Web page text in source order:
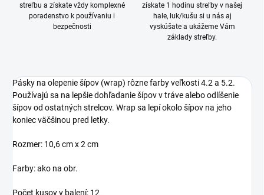
streľbu a získate vždy komplexné
poradenstvo k používaniu i
bezpečnosti
získate 1 hodinu streľby v našej
hale, luk/kušu si u nás aj
vyskúšate a ukážeme Vám
základy streľby.
Pásky na olepenie šípov (wrap) rôzne farby veľkosti 4.2 a 5.2.
Používajú sa na lepšie dohľadanie šípov v tráve alebo odlíšenie
šípov od ostatných strelcov. Wrap sa lepí okolo šípov na jeho
koniec väčšinou pred letky.
Rozmer: 10,6 cm x 2 cm
Farby: ako na obr.
Počet kusov v balení: 12